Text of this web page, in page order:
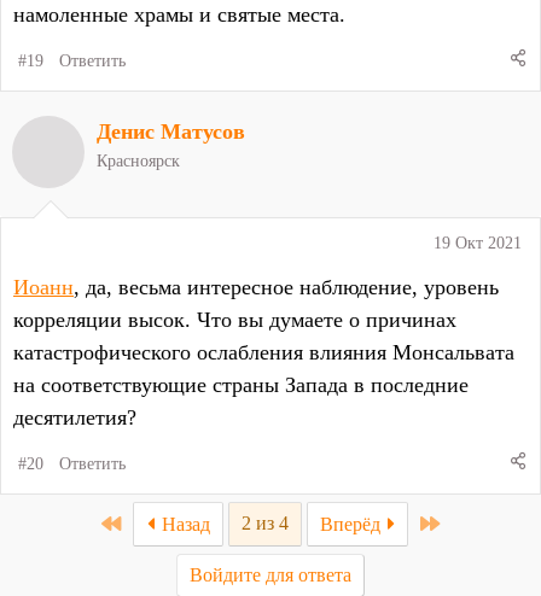
намоленные храмы и святые места.
#19 Ответить
19 Окт 2021
Иоанн, да, весьма интересное наблюдение, уровень
корреляции высок. Что вы думаете о причинах
катастрофического ослабления влияния Монсальвата
на соответствующие страны Запада в последние
десятилетия?
#20 Ответить
Денис Матусов
Красноярск
First Назад 2 из 4 Вперёд Last
Войдите для ответа